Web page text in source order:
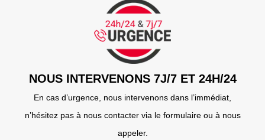
NOUS INTERVENONS 7J/7 ET 24H/24
En cas d’urgence, nous intervenons dans l’immédiat,
n’hésitez pas à nous contacter via le formulaire ou à nous
appeler.